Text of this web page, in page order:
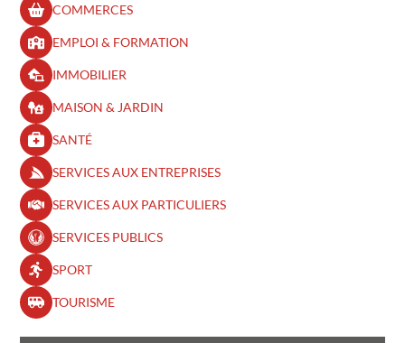
COMMERCES
EMPLOI & FORMATION
IMMOBILIER
MAISON & JARDIN
SANTÉ
SERVICES AUX ENTREPRISES
SERVICES AUX PARTICULIERS
SERVICES PUBLICS
SPORT
TOURISME